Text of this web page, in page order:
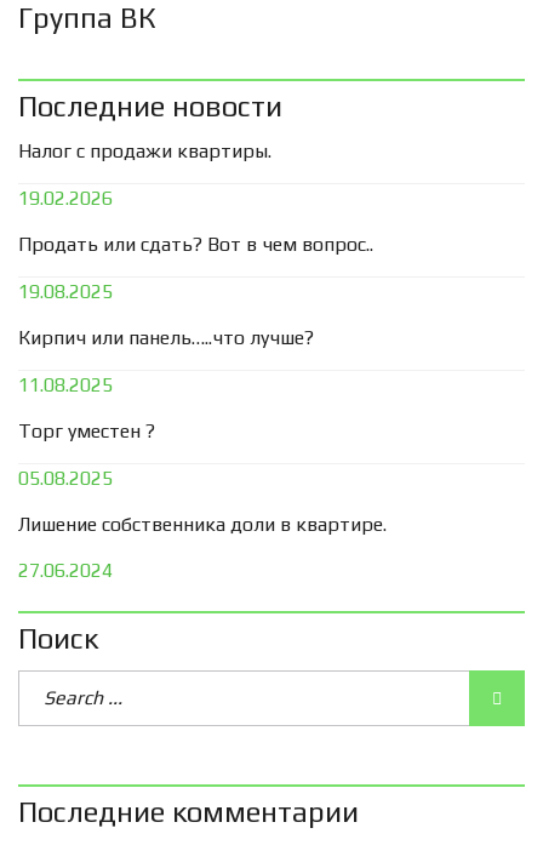
Группа ВК
Последние новости
Налог с продажи квартиры.
19.02.2026
Продать или сдать? Вот в чем вопрос..
19.08.2025
Кирпич или панель…..что лучше?
11.08.2025
Торг уместен ?
05.08.2025
Лишение собственника доли в квартире.
27.06.2024
Поиск
Последние комментарии